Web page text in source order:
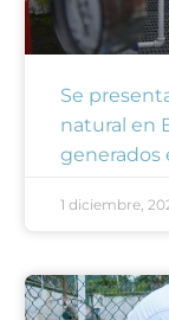
Se
natural en
generados
1 diciembre,